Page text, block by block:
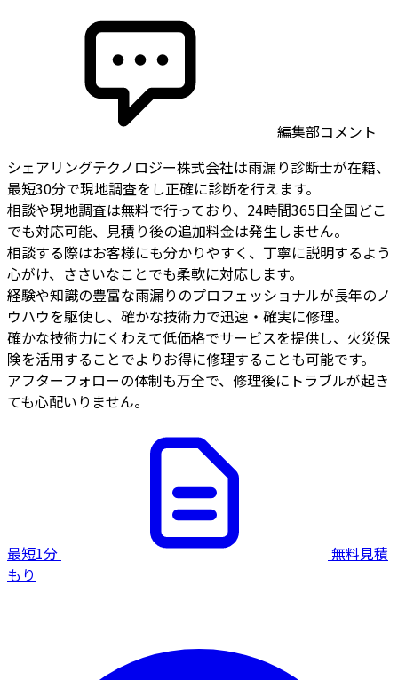
編集部コメント
シェアリングテクノロジー株式会社は雨漏り診断士が在籍、
最短30分で現地調査をし正確に診断を行えます。
相談や現地調査は無料で行っており、24時間365日全国どこ
でも対応可能、見積り後の追加料金は発生しません。
相談する際はお客様にも分かりやすく、丁寧に説明するよう
心がけ、ささいなことでも柔軟に対応します。
経験や知識の豊富な雨漏りのプロフェッショナルが長年のノ
ウハウを駆使し、確かな技術力で迅速・確実に修理。
確かな技術力にくわえて低価格でサービスを提供し、火災保
険を活用することでよりお得に修理することも可能です。
アフターフォローの体制も万全で、修理後にトラブルが起き
ても心配いりません。
最短1分
無料見積
もり